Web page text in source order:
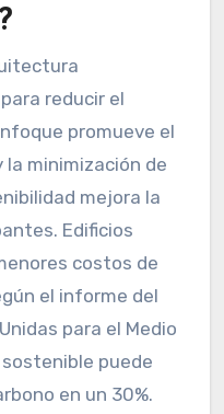
reducir el
promueve el
minimización de
mejora la
Edificios
costos de
el informe del
para el Medio
puede
en un 30%.